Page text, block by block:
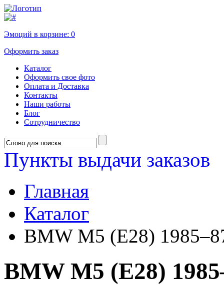
Эмоций в корзине: 0
Оформить заказ
Каталог
Оформить свое фото
Оплата и Доставка
Контакты
Наши работы
Блог
Сотрудничество
Пункты выдачи заказов
Главная
Каталог
BMW M5 (E28)
BMW M5 (E28)